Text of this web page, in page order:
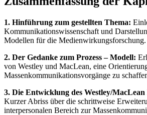
1. Hinführung zum gestellten Thema:
Kommunikationswissenschaft und
Modellen für die Medienwirkungsforschung.
2. Der Gedanke zum Prozess – Modell:
von Westley und MacLean, eine
Massenkommunikationsvorgänge zu
3. Die Entwicklung des Westley/MacLean
Kurzer Abriss über die schrittweise
interpersonalen Bereich zur